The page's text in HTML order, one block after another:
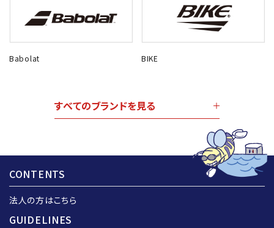
Babolat BIKE
すべてのブランドを見る
CONTENTS
法人の方はこちら
GUIDELINES